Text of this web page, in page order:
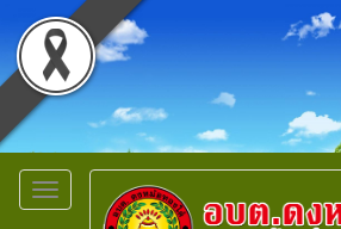
Toggle
navigation